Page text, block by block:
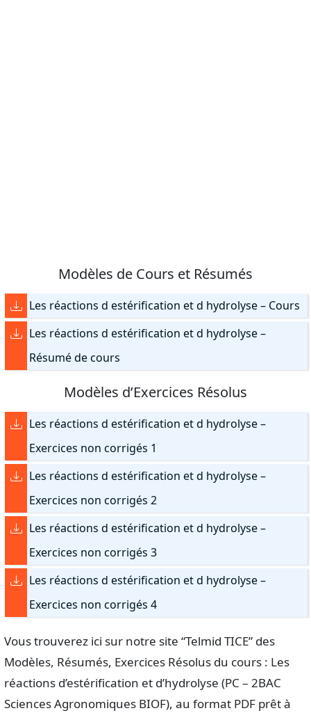
Modèles de Cours et Résumés
Les réactions d estérification et d hydrolyse – Cours
Les réactions d estérification et d hydrolyse –
Résumé de cours
Modèles d’Exercices Résolus
Les réactions d estérification et d hydrolyse –
Exercices non corrigés 1
Les réactions d estérification et d hydrolyse –
Exercices non corrigés 2
Les réactions d estérification et d hydrolyse –
Exercices non corrigés 3
Les réactions d estérification et d hydrolyse –
Exercices non corrigés 4
Vous trouverez ici sur notre site “Telmid TICE” des
Modèles, Résumés, Exercices Résolus du cours : Les
réactions d’estérification et d’hydrolyse (PC – 2BAC
Sciences Agronomiques BIOF), au format PDF prêt à